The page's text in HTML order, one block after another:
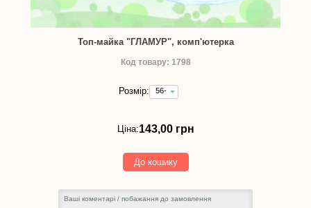
Топ-майка "ГЛАМУР", комп'ютерка
Код товару: 1798
Розмір:
56-
58 -
Ціна:143,00 грн
До кошику